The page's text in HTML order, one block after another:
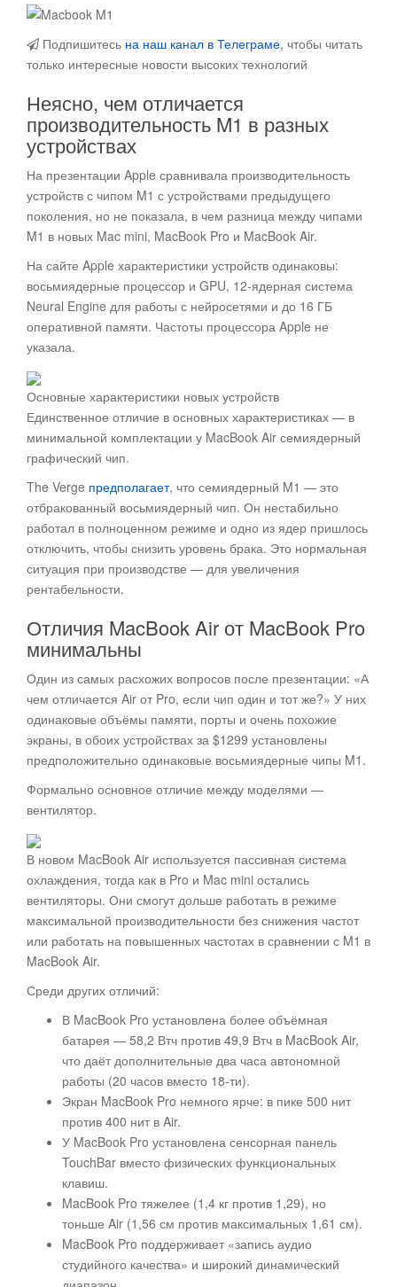
Подпишитесь на наш канал в Телеграме, чтобы читать
только интересные новости высоких технологий
Неясно, чем отличается
производительность M1 в разных
устройствах
На презентации Apple сравнивала производительность
устройств с чипом M1 с устройствами предыдущего
поколения, но не показала, в чем разница между чипами
M1 в новых Mac mini, MacBook Pro и MacBook Air.
На сайте Apple характеристики устройств одинаковы:
восьмиядерные процессор и GPU, 12-ядерная система
Neural Engine для работы с нейросетями и до 16 ГБ
оперативной памяти. Частоты процессора Apple не
указала.
Основные характеристики новых устройств
Единственное отличие в основных характеристиках — в
минимальной комплектации у MacBook Air семиядерный
графический чип.
The Verge предполагает, что семиядерный M1 — это
отбракованный восьмиядерный чип. Он нестабильно
работал в полноценном режиме и одно из ядер пришлось
отключить, чтобы снизить уровень брака. Это нормальная
ситуация при производстве — для увеличения
рентабельности.
Отличия MacBook Air от MacBook Pro
минимальны
Один из самых расхожих вопросов после презентации: «А
чем отличается Air от Pro, если чип один и тот же?» У них
одинаковые объёмы памяти, порты и очень похожие
экраны, в обоих устройствах за $1299 установлены
предположительно одинаковые восьмиядерные чипы M1.
Формально основное отличие между моделями —
вентилятор.
В новом MacBook Air используется пассивная система
охлаждения, тогда как в Pro и Mac mini остались
вентиляторы. Они смогут дольше работать в режиме
максимальной производительности без снижения частот
или работать на повышенных частотах в сравнении с M1 в
MacBook Air.
Среди других отличий:
В MacBook Pro установлена более объёмная
батарея — 58,2 Втч против 49,9 Втч в MacBook Air,
что даёт дополнительные два часа автономной
работы (20 часов вместо 18-ти).
Экран MacBook Pro немного ярче: в пике 500 нит
против 400 нит в Air.
У MacBook Pro установлена сенсорная панель
TouchBar вместо физических функциональных
клавиш.
MacBook Pro тяжелее (1,4 кг против 1,29), но
тоньше Air (1,56 см против максимальных 1,61 см).
MacBook Pro поддерживает «запись аудио
студийного качества» и широкий динамический